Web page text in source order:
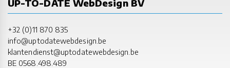
UP-TO-DATE WebDesign BV
+32 (0)11 870 835
info@uptodatewebdesign.be
klantendienst@uptodatewebdesign.be
BE 0568.498.489